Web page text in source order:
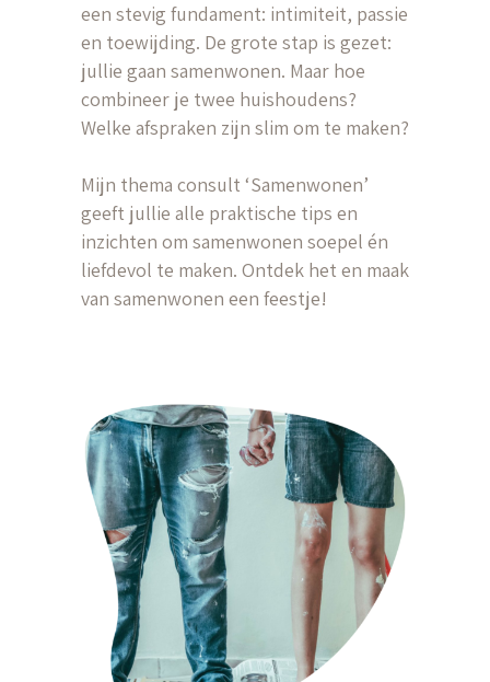
een stevig fundament: intimiteit, passie
en toewijding. De grote stap is gezet:
jullie gaan samenwonen. Maar hoe
combineer je twee huishoudens?
Welke afspraken zijn slim om te maken?
Mijn thema consult ‘Samenwonen’
geeft jullie alle praktische tips en
inzichten om samenwonen soepel én
liefdevol te maken. Ontdek het en maak
van samenwonen een feestje!